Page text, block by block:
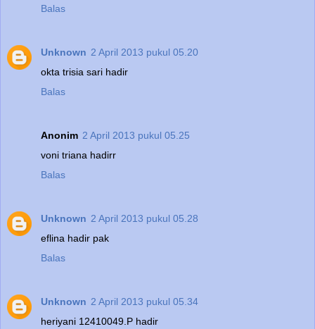
Balas
Unknown 2 April 2013 pukul 05.20
okta trisia sari hadir
Balas
Anonim 2 April 2013 pukul 05.25
voni triana hadirr
Balas
Unknown 2 April 2013 pukul 05.28
eflina hadir pak
Balas
Unknown 2 April 2013 pukul 05.34
heriyani 12410049.P hadir